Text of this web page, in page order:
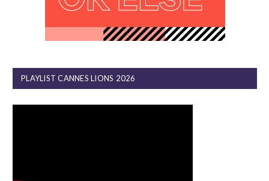
PLAYLIST CANNES LIONS 2026